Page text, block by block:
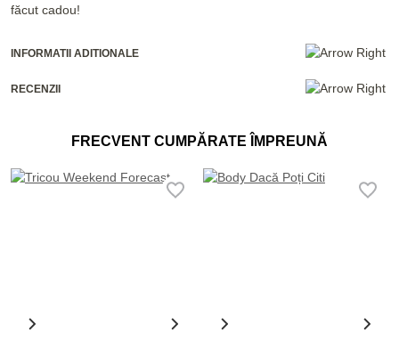
făcut cadou!
INFORMATII ADITIONALE
RECENZII
FRECVENT CUMPĂRATE ÎMPREUNĂ